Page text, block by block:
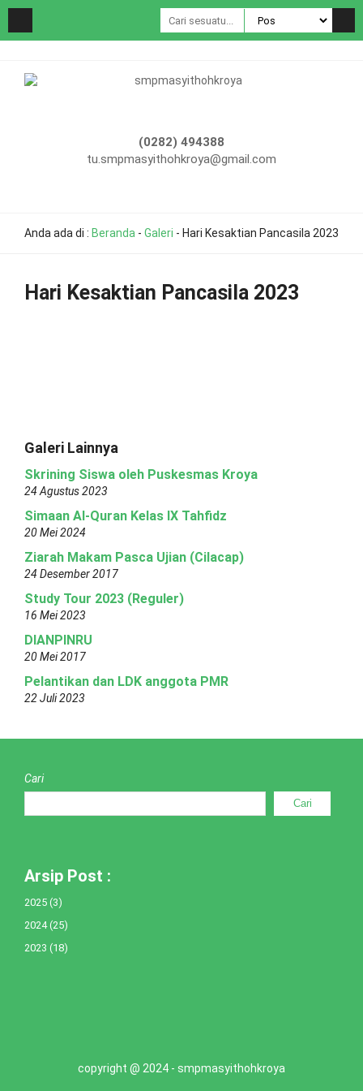
(0282) 494388
tu.smpmasyithohkroya@gmail.com
Anda ada di : Beranda - Galeri - Hari Kesaktian Pancasila 2023
Hari Kesaktian Pancasila 2023
Galeri Lainnya
Skrining Siswa oleh Puskesmas Kroya
24 Agustus 2023
Simaan Al-Quran Kelas IX Tahfidz
20 Mei 2024
Ziarah Makam Pasca Ujian (Cilacap)
24 Desember 2017
Study Tour 2023 (Reguler)
16 Mei 2023
DIANPINRU
20 Mei 2017
Pelantikan dan LDK anggota PMR
22 Juli 2023
Cari
Cari
Arsip Post :
2025 (3)
2024(25)
2023 (18)
copyright @ 2024 - smpmasyithohkroya